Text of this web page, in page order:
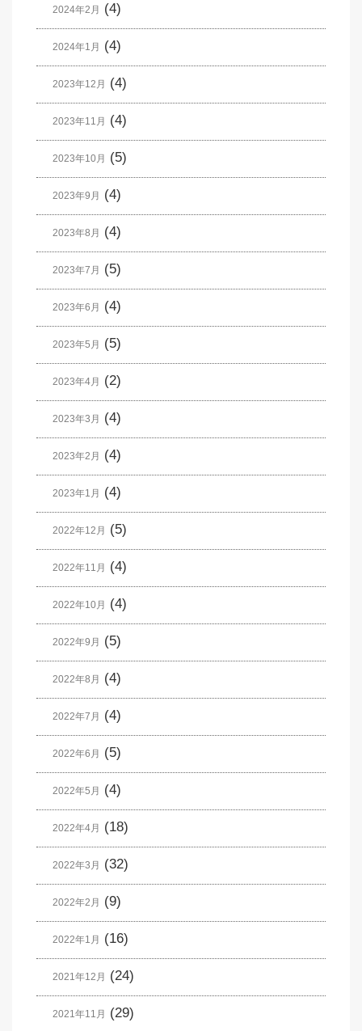
2024年2月 (4)
2024年1月 (4)
2023年12月 (4)
2023年11月 (4)
2023年10月 (5)
2023年9月 (4)
2023年8月 (4)
2023年7月 (5)
2023年6月 (4)
2023年5月 (5)
2023年4月 (2)
2023年3月 (4)
2023年2月 (4)
2023年1月 (4)
2022年12月 (5)
2022年11月 (4)
2022年10月 (4)
2022年9月 (5)
2022年8月 (4)
2022年7月 (4)
2022年6月 (5)
2022年5月 (4)
2022年4月 (18)
2022年3月 (32)
2022年2月 (9)
2022年1月 (16)
2021年12月 (24)
2021年11月 (29)